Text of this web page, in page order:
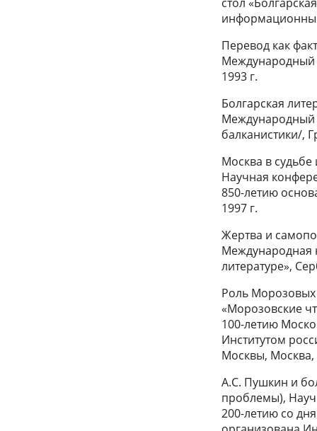
Перевод как
Международный
1993 г.
Болгарская
Международный
балканистики/,
Москва в судьбе
Научная
850-летию
1997 г.
Жертва и
Международная
литературе»,
Роль
«Морозовские
100-летию
Институтом
Москвы, Москва,
А.С. Пушкин и
проблемы),
200-летию со